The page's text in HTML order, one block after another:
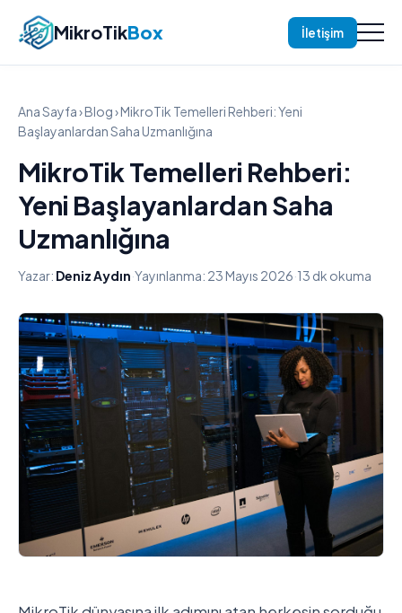
MikroTikBox İletişim
Ana Sayfa›Blog› MikroTik Temelleri Rehberi: Yeni
Başlayanlardan Saha Uzmanlığına
MikroTik Temelleri Rehberi:
Yeni Başlayanlardan Saha
Uzmanlığına
Yazar: Deniz Aydın·Yayınlanma: 23 Mayıs 2026·13 dk okuma